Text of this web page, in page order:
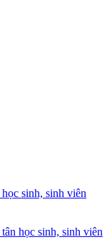
sinh, sinh viên
học sinh, sinh viên